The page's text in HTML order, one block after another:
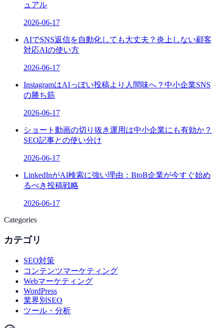
ュアル
2026-06-17
AIでSNS返信を自動化しても大丈夫？炎上しない顧客
対応AIの使い方
2026-06-17
InstagramはAIっぽい投稿より人間味へ？中小企業SNS
の勝ち筋
2026-06-17
ショート動画の切り抜き運用は中小企業にも有効か？
SEO記事との使い分け
2026-06-17
LinkedInがAI検索に強い理由：BtoB企業が今すぐ始め
るべき投稿戦略
2026-06-17
Categories
カテゴリ
SEO対策
コンテンツマーケティング
Webマーケティング
WordPress
業界別SEO
ツール・分析